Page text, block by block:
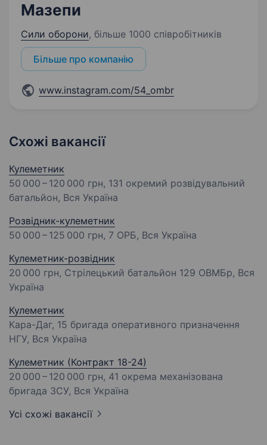
Мазепи
Сили оборони, більше 1000 співробітників
Більше про компанію
www.instagram.com/54_ombr
Схожі вакансії
Кулеметник
50 000 – 120 000 грн, 131 окремий розвідувальний
батальйон, Вся Україна
Розвідник-кулеметник
50 000 – 125 000 грн, 7 ОРБ, Вся Україна
Кулеметник-розвідник
20 000 грн, Cтрілецький батальйон 129 ОВМБр, Вся
Україна
Кулеметник
Кара-Даг, 15 бригада оперативного призначення
НГУ, Вся Україна
Кулеметник (Контракт 18-24)
20 000 – 120 000 грн, 41 окрема механізована
бригада ЗСУ, Вся Україна
Усі схожі вакансії